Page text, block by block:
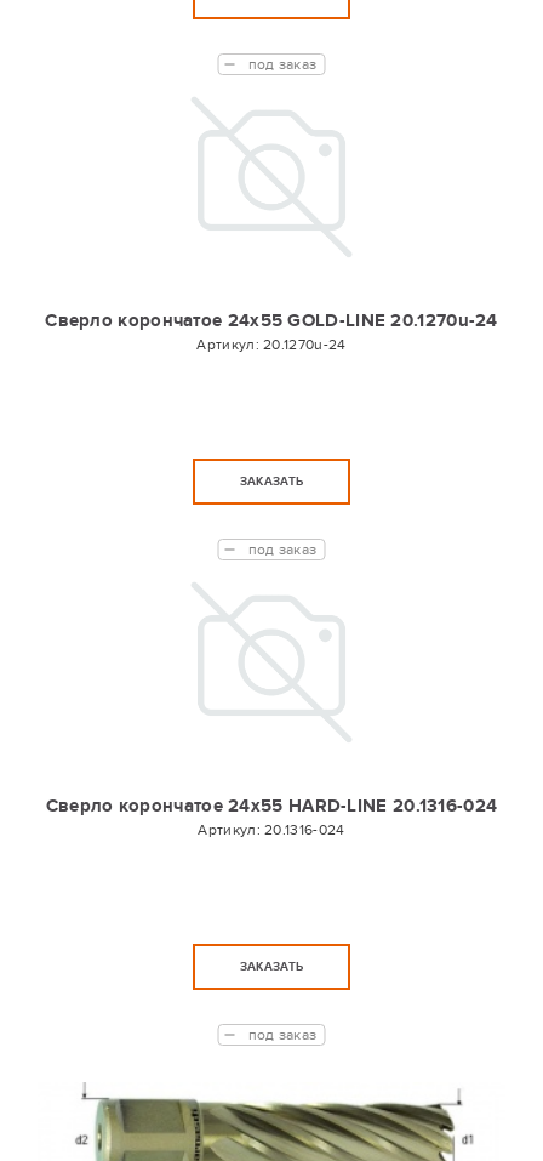
Сверло корончатое 24х55 GOLD-LINE 20.1270u-24
Артикул:20.1270u-24
под заказ
ЗАКАЗАТЬ
Сверло корончатое 24х55 HARD-LINE 20.1316-024
Артикул:20.1316-024
под заказ
ЗАКАЗАТЬ
под заказ